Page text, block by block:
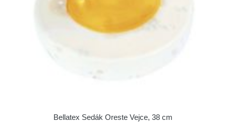
Bellatex Sedák Oreste Vejce, 38 cm